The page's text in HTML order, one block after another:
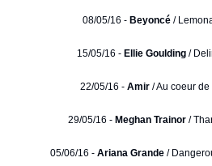
08/05/16 - Beyoncé /
15/05/16 - Ellie Goulding /
22/05/16 - Amir / Au coeur
29/05/16 - Meghan Trainor/
05/06/16 - Ariana Grande /